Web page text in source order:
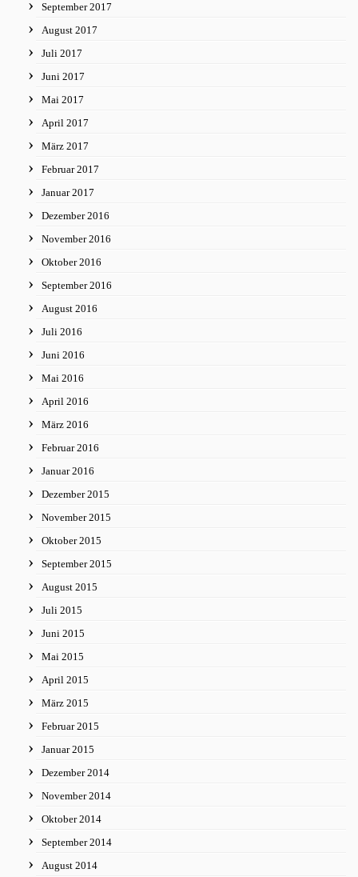
September 2017
August 2017
Juli 2017
Juni 2017
Mai 2017
April 2017
März 2017
Februar 2017
Januar 2017
Dezember 2016
November 2016
Oktober 2016
September 2016
August 2016
Juli 2016
Juni 2016
Mai 2016
April 2016
März 2016
Februar 2016
Januar 2016
Dezember 2015
November 2015
Oktober 2015
September 2015
August 2015
Juli 2015
Juni 2015
Mai 2015
April 2015
März 2015
Februar 2015
Januar 2015
Dezember 2014
November 2014
Oktober 2014
September 2014
August 2014